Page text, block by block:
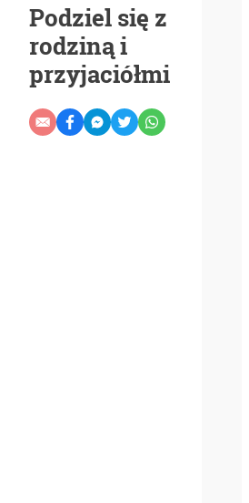
Podziel się z
rodziną i
przyjaciółmi